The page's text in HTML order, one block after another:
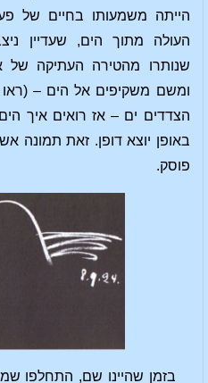
הייתה משמעותו בחיים של
העולה מתוך הים, שעדיין
שנותרו מהטירה העתיקה
ומשם משקיפים אל הים –
הצדדים ים – אז רואים איך
באופן יוצא דופן. זאת תמונה
פוסק.
בזמן שהיינו שם, התחלפו